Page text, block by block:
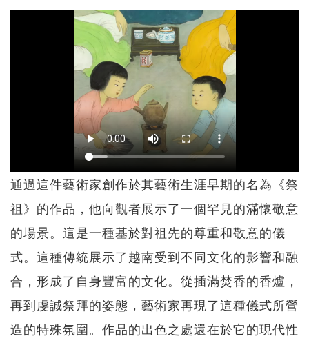
通過這件藝術家創作於其藝術生涯早期的名為《祭
祖》的作品，他向觀者展示了一個罕見的滿懷敬意
的場景。這是一種基於對祖先的尊重和敬意的儀
式。這種傳統展示了越南受到不同文化的影響和融
合，形成了自身豐富的文化。從插滿焚香的香爐，
再到虔誠祭拜的姿態，藝術家再現了這種儀式所營
造的特殊氛圍。作品的出色之處還在於它的現代性